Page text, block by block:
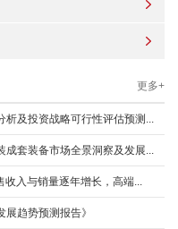
更多+
析及投资战略可行性评估预测...
成套装备市场全景洞察及发展...
收入与销量逐年增长，高端...
展趋势预测报告》